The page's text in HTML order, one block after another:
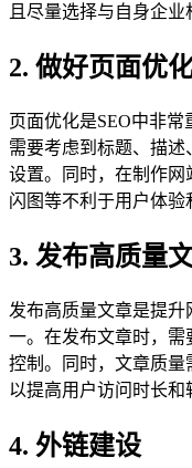
且尽量选择与自身企业
2. 做好页面优
页面优化是SEO中非常
需要考虑到标题、描述
设置。同时，在制作网
闪图等不利于用户体验
3. 发布高质量
发布高质量文章是提
一。在发布文章时，
控制。同时，文章质量
以提高用户访问时长和
4. 外链建设